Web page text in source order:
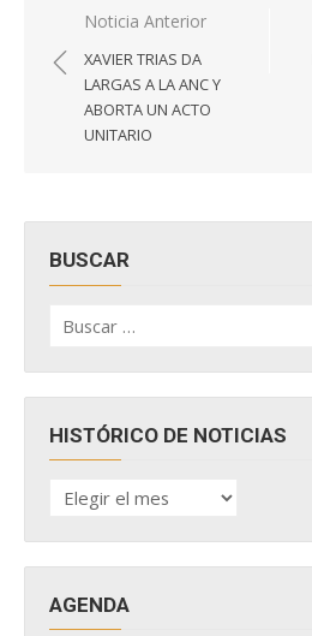
Navegación
de
entradas
Noticia Anterior
XAVIER TRIAS DA
LARGAS A LA ANC Y
ABORTA UN ACTO
UNITARIO
BUSCAR
por:
HISTÓRICO DE NOTICIAS
HISTÓRICO
DE
AGENDA